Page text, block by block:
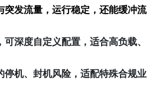
突发流量，运行稳定，还能缓冲流
深度自定义配置，适合高负载、
停机、封机风险，适配特殊合规业